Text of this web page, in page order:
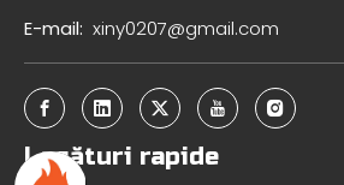
E-mail: xiny0207@gmail.com
Legături rapide